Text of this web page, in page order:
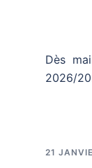
Dès
2026/
21